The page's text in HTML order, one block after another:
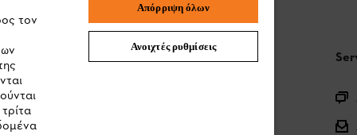
STIHL Συχνές ερωτήσεις
τον
Απόρριψη όλων
Ανοιχτές ρυθμίσεις